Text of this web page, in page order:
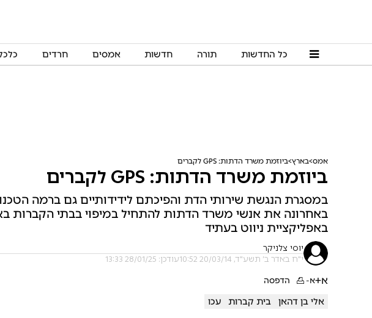
כל החדשות תורה חדשות אמסים חרדים
אמס בארץ ביוזמת משרד הדתות: GPS לקברים
ביוזמת משרד הדתות: GPS לקברים
במסגרת הנגשת שירותי הדת והפיכתם לידידותיים גם ברמה
באחרונה את אנשי משרד הדתות להתחיל במיפוי בבתי הקברות
באפליקציית ניווט בעתיד
יוסי צלניקר
י"ח באדר ב׳ תשע"ד, 20/03/14 10:52 עודכן: 28/01/25 13:33
א+א- הדפסה
אלי בן דהאן בית קברות עכו